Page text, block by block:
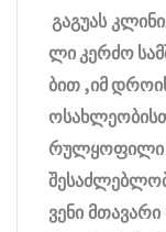
გაგუას
ლი კერძო
ბით ,იმ
რულყოფილი
ვენი